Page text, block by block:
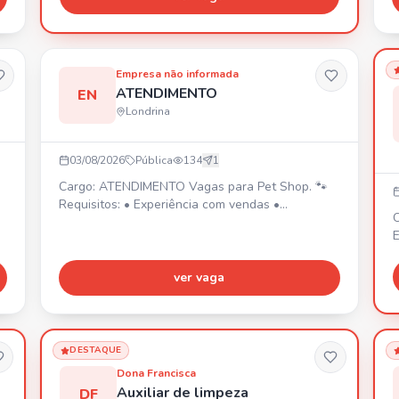
EN
Empresa não informada
ATENDIMENTO
Londrina
03/08/2026 Pública 134 1
Cargo: ATENDIMENTO Vagas para Pet Shop. 🐾
Requisitos: • Experiência com vendas •
ver vaga
DESTAQUE
DF
Dona Francisca
Auxiliar de limpeza